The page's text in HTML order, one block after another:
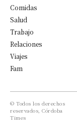
Comidas
Salud
Trabajo
Relaciones
Viajes
Fam
© Todos los derechos
reservados, Córdoba
Times